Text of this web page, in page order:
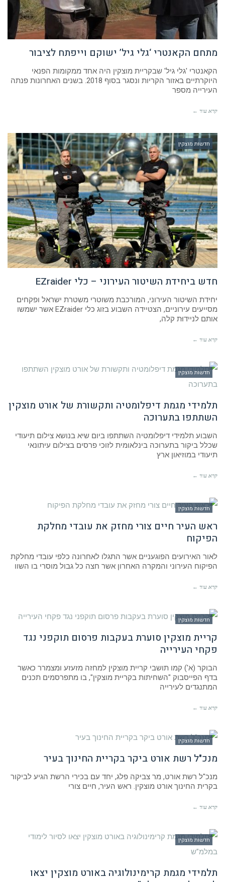
מתחם הקאנטרי ‘גלי גיל’ ישוקם וייפתח לציבור
הקאנטרי 'גלי גיל' שבקריית מוצקין היה אחד ממקומות הפנאי
היוקרתיים באזור הקריות ונסגר בסוף 2018. בשנים האחרונות פנתה
העירייה מספר
קרא עוד ←
חדשות מוצקין
חדש ביחידת השיטור העירוני – כלי EZraider
יחידת השיטור העירוני, המורכבת משוטרי משטרת ישראל ופקחים
מסייעים עירוניים, הצטיידה השבוע בזוג כלי EZraider אשר ישמשו
אותם לניידוּת קלה,
קרא עוד ←
חדשות מוצקין
תלמידי מגמת דיפלומטיה ותקשורת של אורט מוצקין
השתתפו בתערוכה
השבוע תלמידי דיפלומטיה השתתפו ביום שיא בנושא צילום תיעודי
שכלל ביקור בתערוכה בינלאומית לזוכי פרסים בצילום עיתונאי
תיעודי במוזיאון ארץ
קרא עוד ←
חדשות מוצקין
ראש העיר חיים צורי מחזק את עובדי מחלקת
הפיקוח
לאור האירועים הפוגעניים אשר התגלו לאחרונה כלפי עובדי מחלקת
הפיקוח העירוני והמקרה האחרון אשר חצה כל גבול מוסרי בו השוו
קרא עוד ←
חדשות מוצקין
קריית מוצקין סוערת בעקבות פרסום תוקפני נגד
פקחי העירייה
הבוקר (א') קמו תושבי קריית מוצקין למחזה מזעזע ומצמרר כאשר
בדף הפייסבוק "השחיתות בקריית מוצקין", בו מתפרסמים תכנים
המתנגדים לעירייה
קרא עוד ←
חדשות מוצקין
מנכ"ל רשת אורט ביקר בקריית החינוך בעיר
מנכ"ל רשת אורט, מר צביקה פלג, יחד עם בכירי הרשת הגיע לביקור
בקרית החינוך אורט מוצקין. ראש העיר, חיים צורי
קרא עוד ←
חדשות מוצקין
תלמידי מגמת קרימינולוגיה באורט מוצקין יצאו